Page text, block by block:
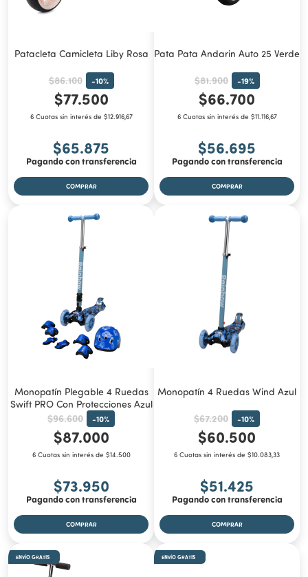
Patacleta Camicleta Liby Rosa
$86.100 -10%
$77.500
6 Cuotas sin interés de $12.916,67
$65.875
Pagando con transferencia
Pata Pata Andarin Auto 25 Verde
$81.900 -19%
$66.700
6 Cuotas sin interés de $11.116,67
$56.695
Pagando con transferencia
Monopatín Plegable 4 Ruedas
Swift PRO Con Protecciones Azul
$96.600 -10%
$87.000
6 Cuotas sin interés de $14.500
$73.950
Pagando con transferencia
Monopatín 4 Ruedas Wind Azul
$67.200 -10%
$60.500
6 Cuotas sin interés de $10.083,33
$51.425
Pagando con transferencia
ENVÍO GRATIS ENVÍO GRATIS